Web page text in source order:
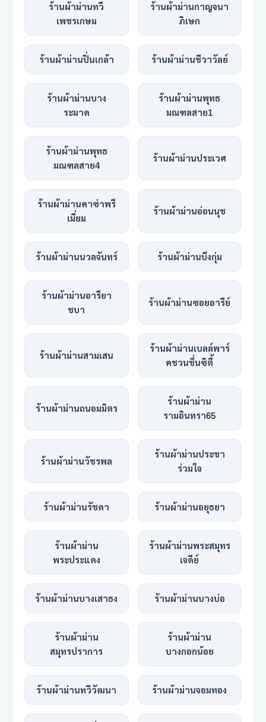
ร้านผ้าม่านทวี
เพชรเกษม
ร้านผ้าม่านกาญจนา
ภิเษก
ร้านผ้าม่านปิ่นเกล้า ร้านผ้าม่านชีวาวัลย์
ร้านผ้าม่านบาง
ระมาด
ร้านผ้าม่านพุทธ
มณฑลสาย1
ร้านผ้าม่านพุทธ
มณฑลสาย4
ร้านผ้าม่านประเวศ
ร้านผ้าม่านคาซ่าพรี
เมี่ยม
ร้านผ้าม่านอ่อนนุช
ร้านผ้าม่านนวลจันทร์ ร้านผ้าม่านบึงกุ่ม
ร้านผ้าม่านอารียา
ชบา
ร้านผ้าม่านซอยอารีย์
ร้านผ้าม่านสามเสน
ร้านผ้าม่านเบลล์พาร์
คชวนชื่นซิตี้
ร้านผ้าม่านถนอมมิตร
ร้านผ้าม่าน
รามอินทรา65
ร้านผ้าม่านวัชรพล
ร้านผ้าม่านประชา
ร่วมใจ
ร้านผ้าม่านรัชดา ร้านผ้าม่านอยุธยา
ร้านผ้าม่าน
พระประแดง
ร้านผ้าม่านพระสมุทร
เจดีย์
ร้านผ้าม่านบางเสาธง ร้านผ้าม่านบางบ่อ
ร้านผ้าม่าน
สมุทรปราการ
ร้านผ้าม่าน
บางกอกน้อย
ร้านผ้าม่านทวีวัฒนา ร้านผ้าม่านจอมทอง